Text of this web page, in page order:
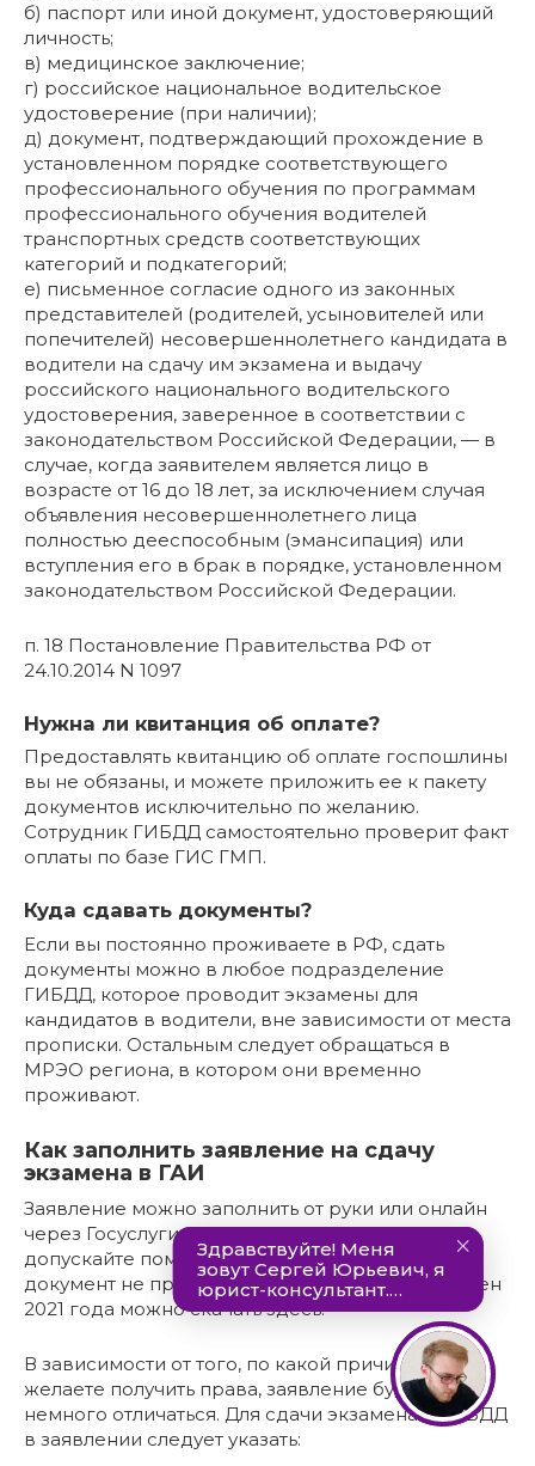
б) паспорт или иной документ, удостоверяющий
личность;
в) медицинское заключение;
г) российское национальное водительское
удостоверение (при наличии);
д) документ, подтверждающий прохождение в
установленном порядке соответствующего
профессионального обучения по программам
профессионального обучения водителей
транспортных средств соответствующих
категорий и подкатегорий;
е) письменное согласие одного из законных
представителей (родителей, усыновителей или
попечителей) несовершеннолетнего кандидата в
водители на сдачу им экзамена и выдачу
российского национального водительского
удостоверения, заверенное в соответствии с
законодательством Российской Федерации, — в
случае, когда заявителем является лицо в
возрасте от 16 до 18 лет, за исключением случая
объявления несовершеннолетнего лица
полностью дееспособным (эмансипация) или
вступления его в брак в порядке, установленном
законодательством Российской Федерации.
п. 18 Постановление Правительства РФ от
24.10.2014 N 1097
Нужна ли квитанция об оплате?
Предоставлять квитанцию об оплате госпошлины
вы не обязаны, и можете приложить ее к пакету
документов исключительно по желанию.
Сотрудник ГИБДД самостоятельно проверит факт
оплаты по базе ГИС ГМП.
Куда сдавать документы?
Если вы постоянно проживаете в РФ, сдать
документы можно в любое подразделение
ГИБДД, которое проводит экзамены для
кандидатов в водители, вне зависимости от места
прописки. Остальным следует обращаться в
МРЭО региона, в котором они временно
проживают.
Как заполнить заявление на сдачу
экзамена в ГАИ
Заявление можно заполнить от руки или онлайн
через Госуслуги. Если пишете от руки, не
допускайте помарок или зачеркиваний —
документ не примут. Бланк заявления на экзамен
2021 года можно скачать здесь:
В зависимости от того, по какой причине вы
желаете получить права, заявление будет
немного отличаться. Для сдачи экзамена в ГИБДД
в заявлении следует указать: